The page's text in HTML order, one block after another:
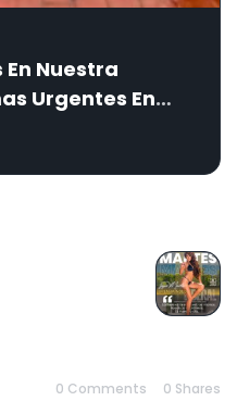
Nuestra
Urgentes En
0 Comments 0 Shares